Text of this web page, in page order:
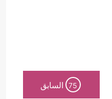
75 السابق